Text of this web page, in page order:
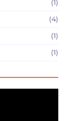
(1)
(4)
(1)
(1)